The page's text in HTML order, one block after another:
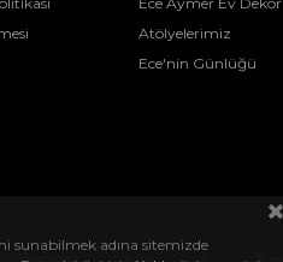
Atölyelerimiz
Ece'nin Günlüğü
sunabilmek adına sitemizde